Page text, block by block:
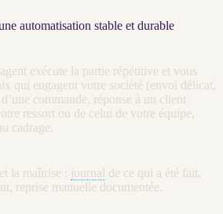
automatisation stable et durable
agent exécute la partie répétitive et vous
qui engagent votre société (envoi délicat,
commande, réponse à un client
ressort ou de celui de votre équipe,
cadrage.
et la maîtrise : journal de ce qui a été fait,
reprise manuelle documentée.